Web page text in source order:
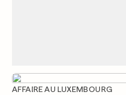
AFFAIRE AU LUXEMBOURG